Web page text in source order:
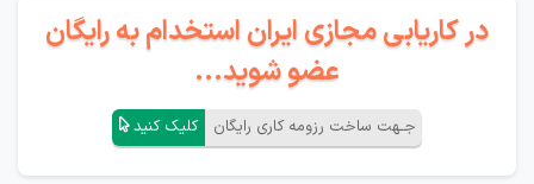
در کاریابی مجازی ایران استخدام به رایگان
عضو شوید...
جـهت ساخت رزومه کاری رایگان کلیک کنید